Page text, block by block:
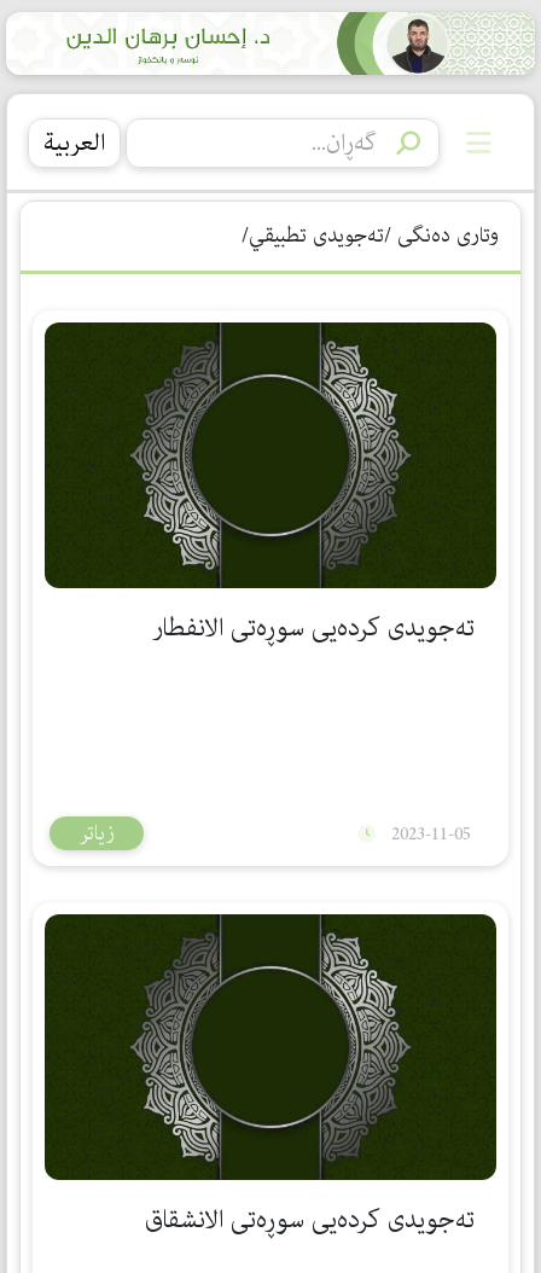
العربیة
وتاری دەنگی /تەجویدی تطبیقي/
تەجویدی كردەیی سوڕەتی الانفطار
زیاتر 2023-11-05
تەجویدی كردەیی سوڕەتی الانشقاق